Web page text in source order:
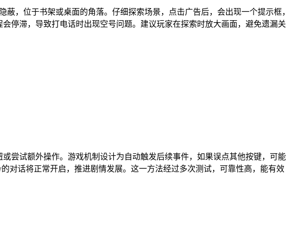
，位于书架或桌面的角落。仔细探索场景，点击广告后，会出现一个提示框，
停滞，导致打电话时出现空号问题。建议玩家在探索时放大画面，避免遗漏关
尝试额外操作。游戏机制设计为自动触发后续事件，如果误点其他按键，可能
对话将正常开启，推进剧情发展。这一方法经过多次测试，可靠性高，能有效